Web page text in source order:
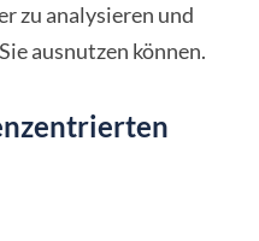
zu analysieren und
ausnutzen können.